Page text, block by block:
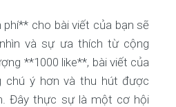
phí** cho bài viết của bạn sẽ
và sự ưa thích từ cộng
**1000 like**, bài viết của
chú ý hơn và thu hút được
Đây thực sự là một cơ hội